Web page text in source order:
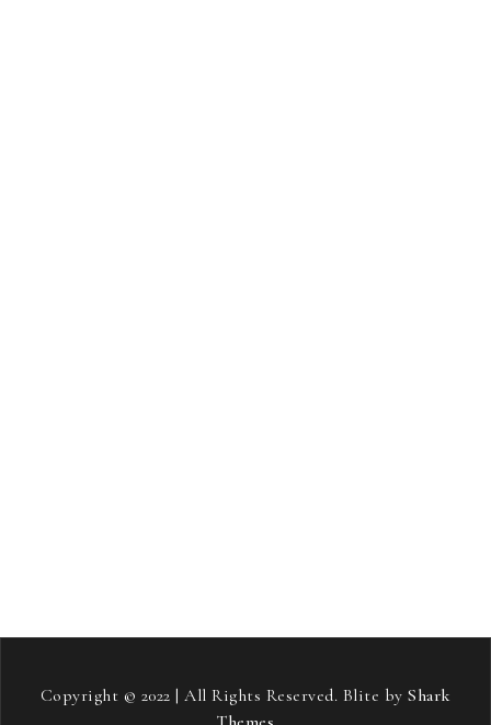
Copyright © 2022 | All Rights Reserved. Blite byShark